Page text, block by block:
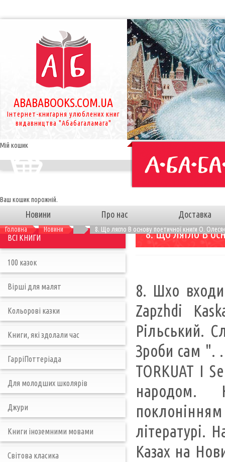
ABABABOOKS.COM.UA
Інтернет-книгарня улюблених книг
видавництва "Абабагаламага"
Мій кошик
Ваш кошик порожній.
Новини Про нас Доставка
Головна Новини 8. Що лягло В основу поетичної книги О.
8. Що лягло В
8. Шхо
Zapzhdi
Рільський.
Зроби сам ".
TORKUAT I
народом.
літературі.
Казах на
ВСІ КНИГИ
100 казок
Вірші для малят
Кольорові казки
Книги, які здолали час
ГарріПоттеріада
Для молодших школярів
Джури
Книги іноземними мовами
Світова класика